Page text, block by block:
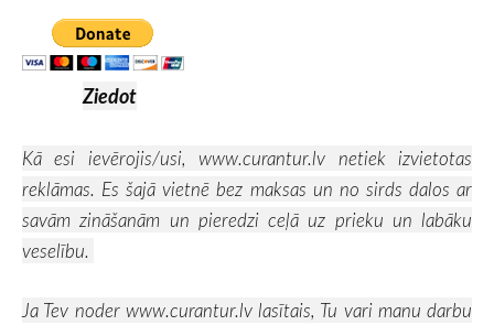
Ziedot
Kā esi ievērojis/usi, www.curantur.lv netiek izvietotas
reklāmas. Es šajā vietnē bez maksas un no sirds dalos ar
savām zināšanām un pieredzi ceļā uz prieku un labāku
veselību.
Ja Tev noder www.curantur.lvlasītais, Tu vari manu darbu